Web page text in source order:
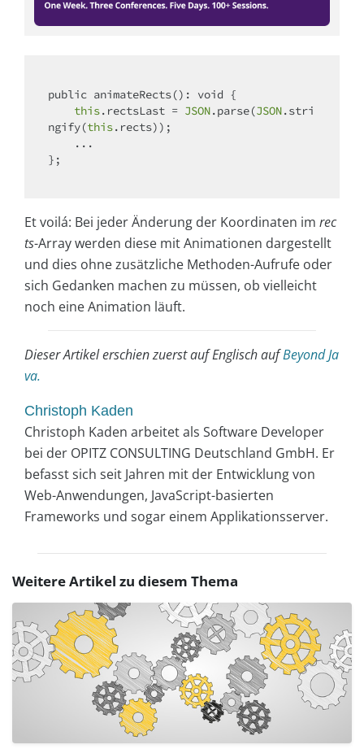
public animateRects(): void {
this.rectsLast = JSON.parse(JSON.stri
ngify(this.rects));
};
Et voilá: Bei jeder Änderung der Koordinaten im rec
ts-Array werden diese mit Animationen dargestellt
und dies ohne zusätzliche Methoden-Aufrufe oder
sich Gedanken machen zu müssen, ob vielleicht
noch eine Animation läuft.
Dieser Artikel erschien zuerst auf Englisch aufBeyond Ja
va.
Christoph Kaden
Christoph Kaden arbeitet als Software Developer
bei der OPITZ CONSULTING Deutschland GmbH. Er
befasst sich seit Jahren mit der Entwicklung von
Web-Anwendungen, JavaScript-basierten
Frameworks und sogar einem Applikationsserver.
Weitere Artikel zu diesem Thema